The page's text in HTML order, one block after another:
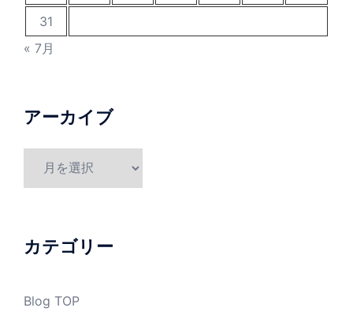
31
« 7月
アーカイブ
ブ
カテゴリー
Blog TOP